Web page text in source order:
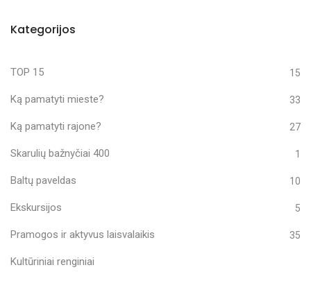
Kategorijos
TOP 15 15
Ką pamatyti mieste? 33
Ką pamatyti rajone? 27
Skarulių bažnyčiai 400 1
Baltų paveldas 10
Ekskursijos 5
Pramogos ir aktyvus laisvalaikis 35
Kultūriniai renginiai